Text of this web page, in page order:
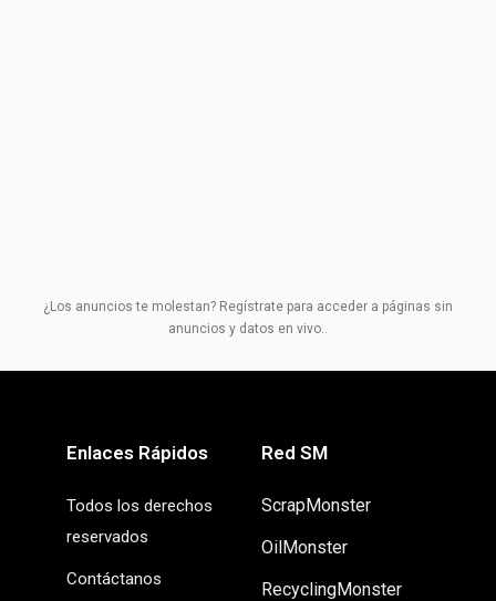
¿Los anuncios te molestan? Regístrate para acceder a páginas sin
anuncios y datos en vivo..
Enlaces Rápidos
Todos los derechos
reservados
Contáctanos
Red SM
ScrapMonster
OilMonster
RecyclingMonster